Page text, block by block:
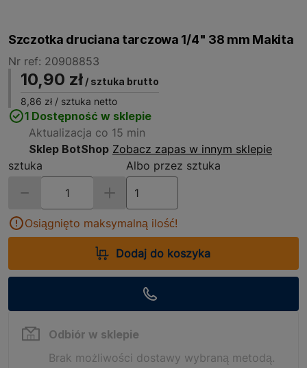
Szczotka druciana tarczowa 1/4" 38 mm Makita
Nr ref: 20908853
10,90 zł / sztuka brutto
8,86 zł / sztuka netto
1 Dostępność w sklepie
Aktualizacja co 15 min
Sklep BotShop Zobacz zapas w innym sklepie
sztuka
Albo przez sztuka
Osiągnięto maksymalną ilość!
Dodaj do koszyka
Odbiór w sklepie
Brak możliwości dostawy wybraną metodą.